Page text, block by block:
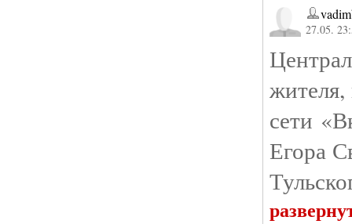
27.05.
жителя,
сети
Егора